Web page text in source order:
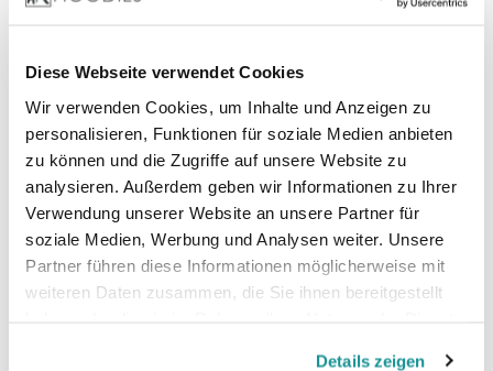
Diese Webseite verwendet Cookies
Wir verwenden Cookies, um Inhalte und Anzeigen zu
personalisieren, Funktionen für soziale Medien anbieten
zu können und die Zugriffe auf unsere Website zu
analysieren. Außerdem geben wir Informationen zu Ihrer
Verwendung unserer Website an unsere Partner für
soziale Medien, Werbung und Analysen weiter. Unsere
Partner führen diese Informationen möglicherweise mit
weiteren Daten zusammen, die Sie ihnen bereitgestellt
Details zeigen
Zertifizierungen:
Vegan, BSCI Oeko-Tex, SEDEX, WRAP, Marl :
Recycled Polyester